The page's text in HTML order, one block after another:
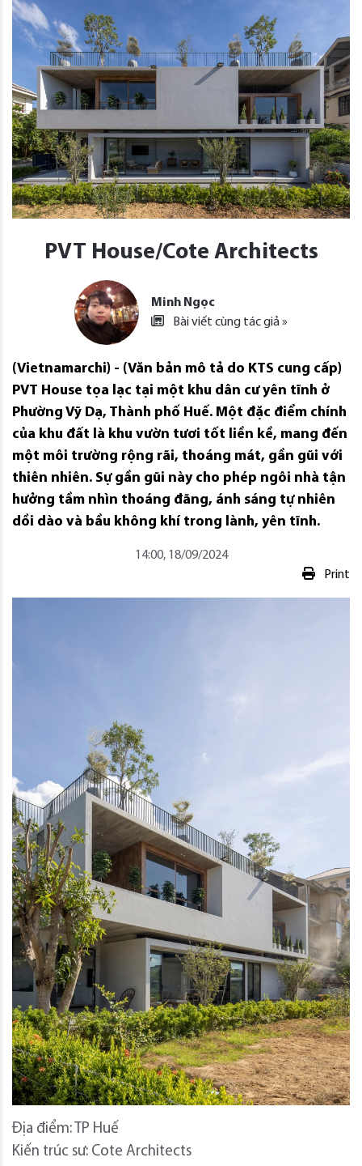
PVT House/Cote Architects
Minh Ngọc
Bài viết cùng tác giả »
(Vietnamarchi) - (Văn bản mô tả do KTS cung cấp)
PVT House tọa lạc tại một khu dân cư yên tĩnh ở
Phường Vỹ Dạ, Thành phố Huế. Một đặc điểm chính
của khu đất là khu vườn tươi tốt liền kề, mang đến
một môi trường rộng rãi, thoáng mát, gần gũi với
thiên nhiên. Sự gần gũi này cho phép ngôi nhà tận
hưởng tầm nhìn thoáng đãng, ánh sáng tự nhiên
dồi dào và bầu không khí trong lành, yên tĩnh.
14:00, 18/09/2024
Print
Địa điểm: TP Huế
Kiến trúc sư: Cote Architects